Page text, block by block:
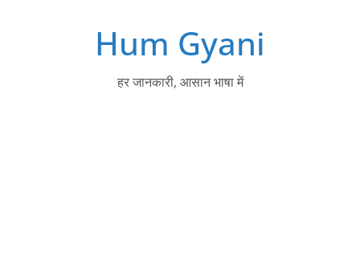
Hum Gyani
हर जानकारी, आसान भाषा में